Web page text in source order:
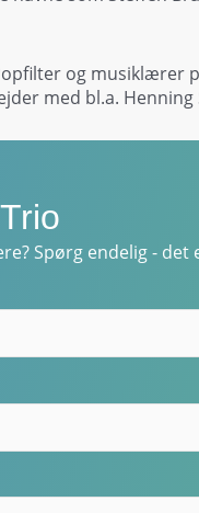
og musiklærer
med bl.a.
Spørg endelig -